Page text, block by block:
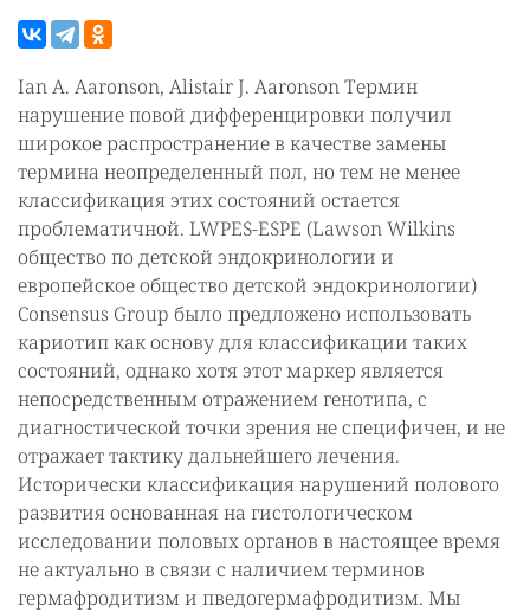
Ian A. Aaronson, Alistair J. Aaronson Термин
нарушение повой дифференцировки получил
широкое распространение в качестве замены
термина неопределенный пол, но тем не менее
классификация этих состояний остается
проблематичной. LWPES-ESPE (Lawson Wilkins
общество по детской эндокринологии и
европейское общество детской эндокринологии)
Consensus Group было предложено использовать
кариотип как основу для классификации таких
состояний, однако хотя этот маркер является
непосредственным отражением генотипа, с
диагностической точки зрения не специфичен, и не
отражает тактику дальнейшего лечения.
Исторически классификация нарушений полового
развития основанная на гистологическом
исследовании половых органов в настоящее время
не актуально в связи с наличием терминов
гермафродитизм и пведогермафродитизм. Мы